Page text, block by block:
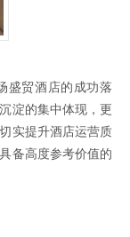
盛贸酒店的成功落
淀的集中体现，更
实提升酒店运营质
备高度参考价值的